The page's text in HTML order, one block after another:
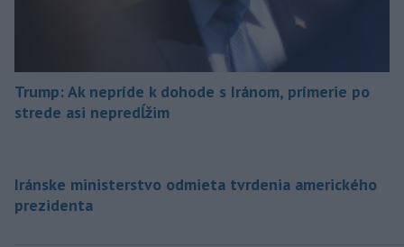
Trump: Ak nepríde k dohode s Iránom, prímerie po
strede asi nepredĺžim
Iránske ministerstvo odmieta tvrdenia amerického
prezidenta